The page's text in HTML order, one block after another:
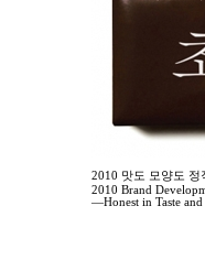
2010 맛도 모양도 정
2010 Brand
—Honest in Taste and